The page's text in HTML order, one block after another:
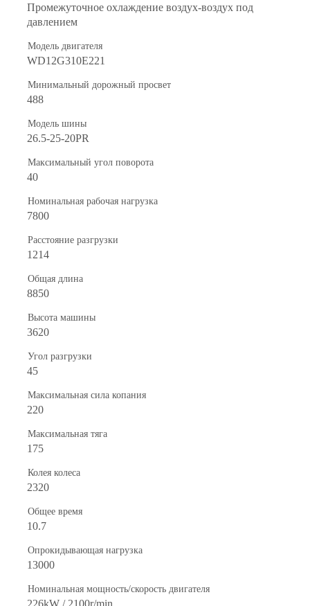
Промежуточное охлаждение воздух-воздух под
давлением
Модель двигателя
WD12G310E221
Минимальный дорожный просвет
488
Модель шины
26.5-25-20PR
Максимальный угол поворота
40
Номинальная рабочая нагрузка
7800
Расстояние разгрузки
1214
Общая длина
8850
Высота машины
3620
Угол разгрузки
45
Максимальная сила копания
220
Максимальная тяга
175
Колея колеса
2320
Общее время
10.7
Опрокидывающая нагрузка
13000
Номинальная мощность/скорость двигателя
226kW / 2100r/min